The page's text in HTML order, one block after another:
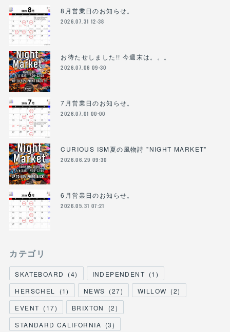
8月営業日のお知らせ。
2026.07.31 12:38
お待たせしました!! 今週末は。。。
2026.07.06 09:30
7月営業日のお知らせ。
2026.07.01 00:00
CURIOUS ISM夏の風物詩 "NIGHT MARKET"
2026.06.29 09:30
6月営業日のお知らせ。
2026.05.31 07:21
カテゴリ
SKATEBOARD (4) INDEPENDENT (1 )
HERSCHEL
(1) NEWS (27) WILLOW (2)
EVENT (17) BRIXTON (2)
STANDARD CALIFORNIA (3)